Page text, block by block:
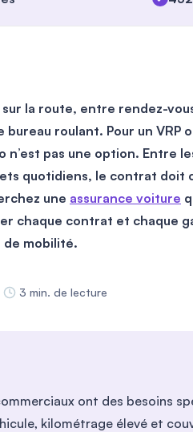
sur la route, entre rendez-
bureau roulant. Pour un VRP
n’est pas une option. Entre
quotidiens, le contrat doit
une assurance voiture
chaque contrat et chaque
de mobilité.
3 min. de lecture
ont des besoins
kilométrage élevé et